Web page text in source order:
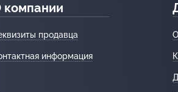
компании
продавца
информация